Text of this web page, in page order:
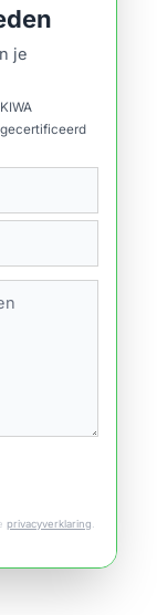
je
KIWA
gecertificeerd
privacyverklaring